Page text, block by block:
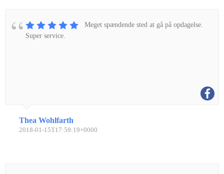
Meget spændende sted at gå på opdagelse.
Super service.
Thea Wohlfarth
2018-01-15T17:59:19+0000